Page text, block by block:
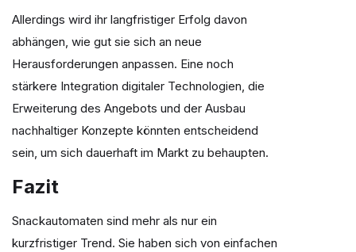
Allerdings wird ihr langfristiger Erfolg davon
abhängen, wie gut sie sich an neue
Herausforderungen anpassen. Eine noch
stärkere Integration digitaler Technologien, die
Erweiterung des Angebots und der Ausbau
nachhaltiger Konzepte könnten entscheidend
sein, um sich dauerhaft im Markt zu behaupten.
Fazit
Snackautomaten sind mehr als nur ein
kurzfristiger Trend. Sie haben sich von einfachen